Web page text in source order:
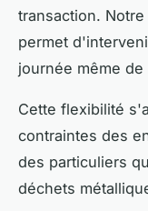
transaction.
permet
journée même
Cette flexibilité
contraintes des
des particuliers
déchets